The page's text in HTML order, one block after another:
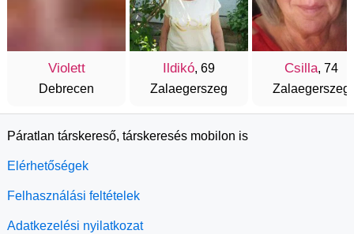
Violett
Debrecen
Ildikó, 69
Zalaegerszeg
Csilla, 74
Zalaegerszeg
Páratlan társkereső, társkeresés mobilon is
Elérhetőségek
Felhasználási feltételek
Adatkezelési nyilatkozat